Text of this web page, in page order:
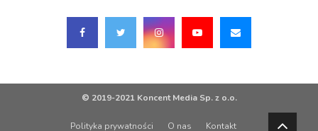
© 2019-2021 Koncent Media Sp. z o.o.
Polityka prywatności O nas Kontakt